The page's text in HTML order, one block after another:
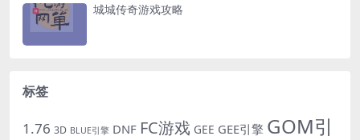
城城传奇游戏攻略
标签
1.76 3D BLUE引擎 DNF FC游戏 GEE GEE引擎 GOM引